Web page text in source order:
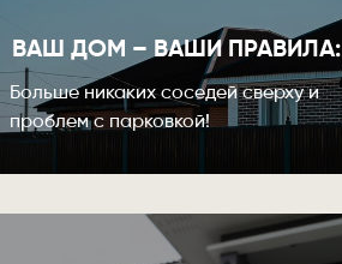
ВАШ ДОМ – ВАШИ ПРАВИЛА:
Больше никаких соседей сверху и
проблем с парковкой!